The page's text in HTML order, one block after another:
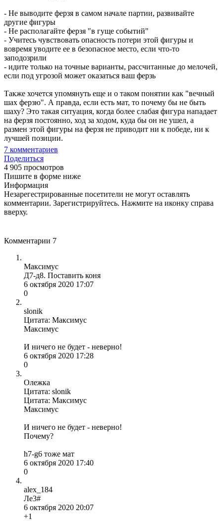
- Не выводите ферзя в самом начале партии, развивайте
другие фигуры
- Не располагайте ферзя "в гуще событий"
- Учитесь чувствовать опасность потери этой фигуры и
вовремя уводите ее в безопасное место, если что-то
заподозрили
- идите только на точные варианты, рассчитанные до мелочей,
если под угрозой может оказаться ваш ферзь
Также хочется упомянуть еще и о таком понятии как "вечный
шах ферзю". А правда, если есть мат, то почему бы не быть
шаху? Это такая ситуация, когда более слабая фигура нападает
на ферзя постоянно, ход за ходом, куда бы он не ушел, а
размен этой фигуры на ферзя не приводит ни к победе, ни к
лучшей позиции.
7 комментариев
Поделиться
4 905 просмотров
Пишите в форме ниже
Информация
Незарегестрированные посетители не могут оставлять
комментарии. Зарегистрируйтесь. Нажмите на иконку справа
вверху.
Комментарии 7
Максимус
Д7-д8. Поставить коня
6 октября 2020 17:07
0
slonik
Цитата: Максимус
Максимус
И ничего не будет - неверно!
6 октября 2020 17:28
0
Олежка
Цитата: slonik
Цитата: Максимус
Максимус
И ничего не будет - неверно!
Почему?
h7-g6 тоже мат
6 октября 2020 17:40
0
alex_184
Ле3#
6 октября 2020 20:07
+1